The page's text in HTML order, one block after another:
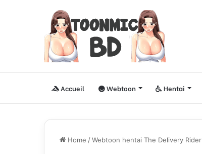
Accueil Webtoon Hentai
Home /Webtoon hentai The Delivery Rider